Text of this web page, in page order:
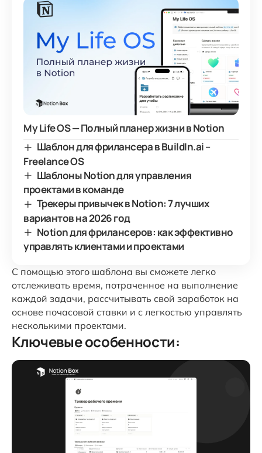
My Life OS — Полный планер жизни в Notion
Шаблон для фрилансера в BuildIn.ai –
Freelance OS
Шаблоны Notion для управления
проектами в команде
Трекеры привычек в Notion: 7 лучших
вариантов на 2026 год
Notion для фрилансеров: как эффективно
управлять клиентами и проектами
С помощью этого шаблона вы сможете легко
отслеживать время, потраченное на выполнение
каждой задачи, рассчитывать свой заработок на
основе почасовой ставки и с легкостью управлять
несколькими проектами.
Ключевые особенности: